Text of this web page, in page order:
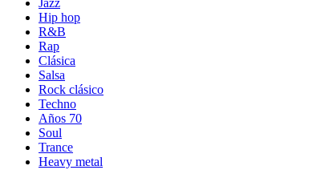
Jazz
Hip hop
R&B
Rap
Clásica
Salsa
Rock clásico
Techno
Años 70
Soul
Trance
Heavy metal